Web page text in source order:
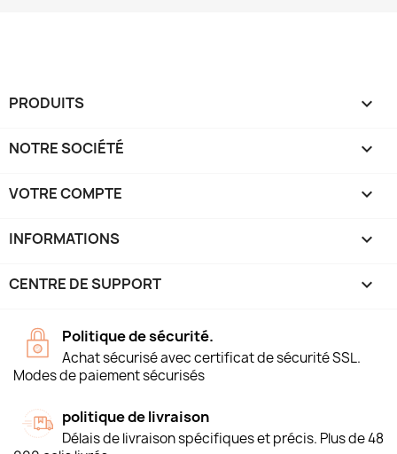
PRODUITS 
NOTRE SOCIÉTÉ 
VOTRE COMPTE 
INFORMATIONS keyboard_arrow_down
CENTRE DE SUPPORT 
Politique de sécurité.
Achat sécurisé avec certificat de sécurité SSL.
Modes de paiement sécurisés
politique de livraison
Délais de livraison spécifiques et précis. Plus de 48